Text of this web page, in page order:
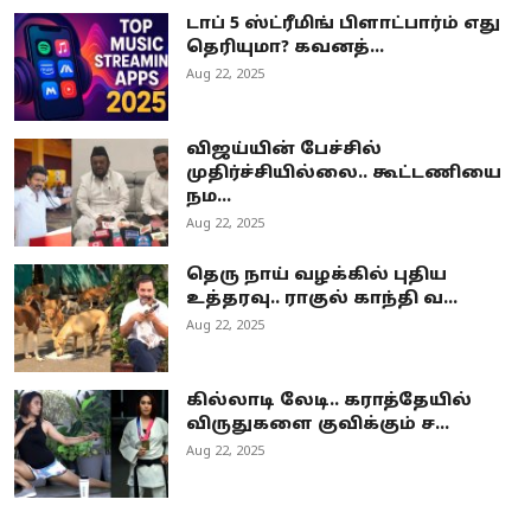
டாப் 5 ஸ்ட்ரீமிங் பிளாட்பார்ம் எது
தெரியுமா? கவனத்...
Aug 22, 2025
விஜய்யின் பேச்சில்
முதிர்ச்சியில்லை.. கூட்டணியை
நம...
Aug 22, 2025
தெரு நாய் வழக்கில் புதிய
உத்தரவு.. ராகுல் காந்தி வ...
Aug 22, 2025
கில்லாடி லேடி.. கராத்தேயில்
விருதுகளை குவிக்கும் ச...
Aug 22, 2025